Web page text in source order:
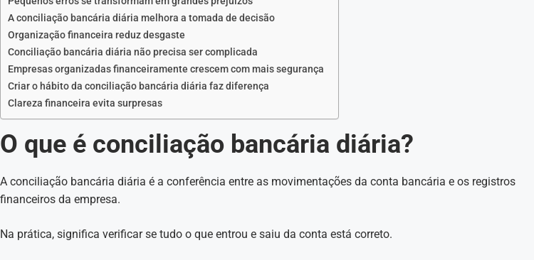
A conciliação bancária diária melhora a tomada de decisão
Organização financeira reduz desgaste
Conciliação bancária diária não precisa ser complicada
Empresas organizadas financeiramente crescem com mais segurança
Criar o hábito da conciliação bancária diária faz diferença
Clareza financeira evita surpresas
O que é conciliação bancária diária?
A conciliação bancária diária é a conferência entre as movimentações da conta bancária e os registros
financeiros da empresa.
Na prática, significa verificar se tudo o que entrou e saiu da conta está correto.